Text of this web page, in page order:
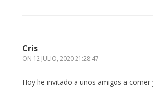
Cris
ON 12 JULIO, 2020 21:28:47
Hoy he invitado a unos amigos a comer